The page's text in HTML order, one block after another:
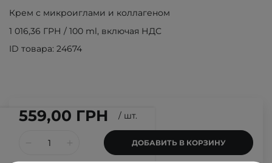
559,00 ГРН / шт.
ДОБАВИТЬ В КОРЗИНУ
Крем с микроиглами и коллагеном
1 016,36 ГРН / 100 ml, включая НДС
ID товара: 24674